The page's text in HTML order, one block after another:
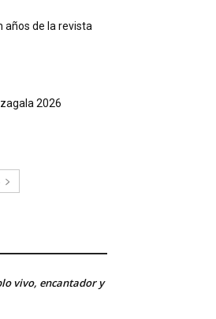
años de la revista
2026
vivo, encantador y